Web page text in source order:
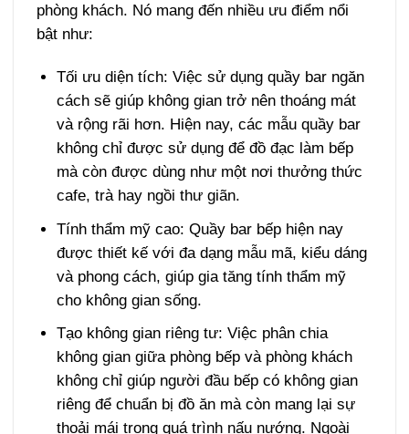
phòng khách. Nó mang đến nhiều ưu điểm nổi
bật như:
Tối ưu diện tích: Việc sử dụng quầy bar ngăn
cách sẽ giúp không gian trở nên thoáng mát
và rộng rãi hơn. Hiện nay, các mẫu quầy bar
không chỉ được sử dụng để đồ đạc làm bếp
mà còn được dùng như một nơi thưởng thức
cafe, trà hay ngồi thư giãn.
Tính thẩm mỹ cao: Quầy bar bếp hiện nay
được thiết kế với đa dạng mẫu mã, kiểu dáng
và phong cách, giúp gia tăng tính thẩm mỹ
cho không gian sống.
Tạo không gian riêng tư: Việc phân chia
không gian giữa phòng bếp và phòng khách
không chỉ giúp người đầu bếp có không gian
riêng để chuẩn bị đồ ăn mà còn mang lại sự
thoải mái trong quá trình nấu nướng. Ngoài